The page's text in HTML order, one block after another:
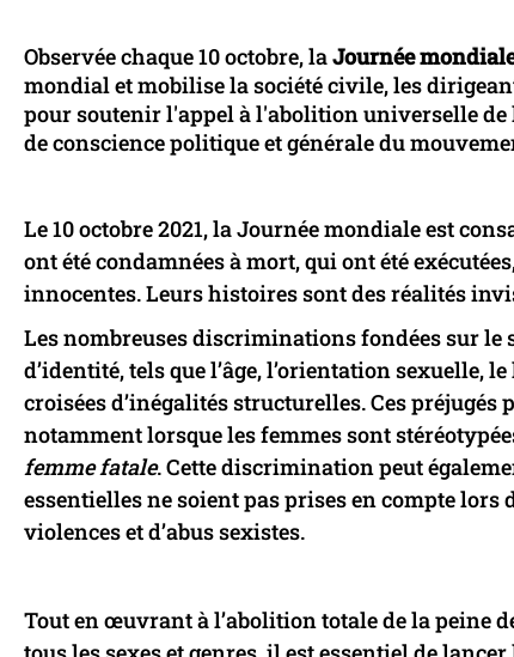
Observée chaque 10 octobre, laJournée
mondial et mobilise la société civile, les
pour soutenir l'appel à l'abolition universelle de
de conscience politique et générale du
Le 10 octobre 2021, la Journée mondiale est
ont été condamnées à mort, qui ont été
innocentes. Leurs histoires sont des réalités
Les nombreuses discriminations fondées sur le
d’identité, tels que l’âge, l’orientation sexuelle,
croisées d’inégalités structurelles. Ces
notamment lorsque les femmes sont
femme fatale. Cette discrimination peut
essentielles ne soient pas prises en compte lors
violences et d’abus sexistes.
Tout en œuvrant à l’abolition totale de la peine